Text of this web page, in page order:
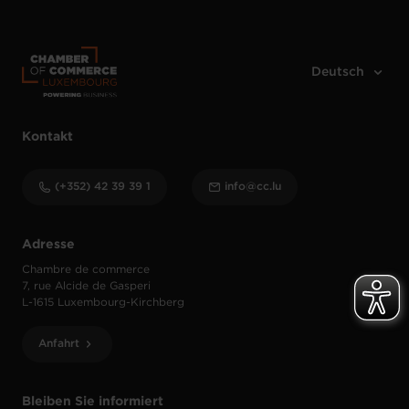
Bleiben Sie informiert
Adresse
Chambre de commerce
7, rue Alcide de Gasperi
L-1615 Luxembourg-Kirchberg
Anfahrt
Kontakt
(+352) 42 39 39 1 info@cc.lu